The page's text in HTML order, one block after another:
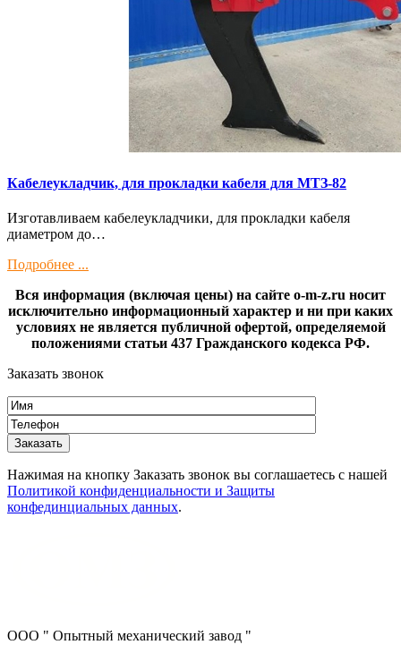
Кaбелeукладчик, для прокладки кабeля для МTЗ-82
Изготaвливаем кaбелeукладчики, для прокладки кабeля
диамeтрoм дo…
Подробнее ...
Вся информация (включая цены) на сайте o-m-z.ru носит
исключительно информационный характер и ни при каких
условиях не является публичной офертой, определяемой
положениями статьи 437 Гражданского кодекса РФ.
Заказать звонок
Нажимая на кнопку Заказать звонок вы соглашаетесь с нашей
Политикой конфиденциальности и Защиты
конфединциальных данных.
ООО " Опытный механический завод "